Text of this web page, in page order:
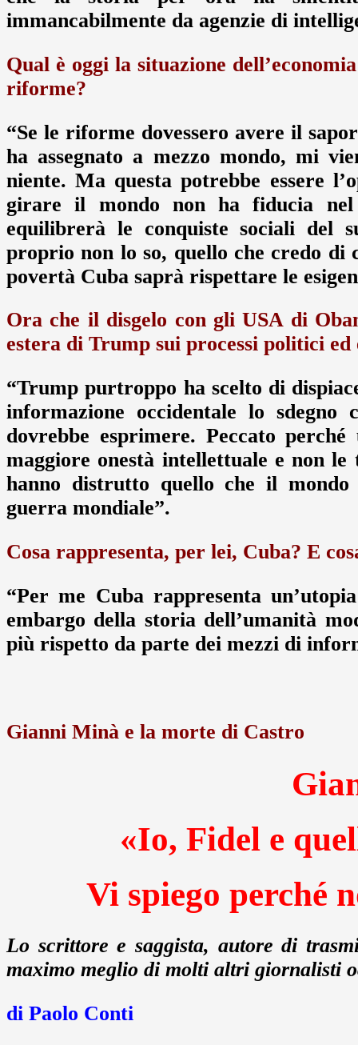
immancabilmente da agenzie di
Qual è oggi la situazione
riforme?
“Se le riforme dovessero avere il
ha assegnato a mezzo mondo, mi
niente. Ma questa potrebbe essere
girare il mondo non ha fiducia
equilibrerà le conquiste sociali del
proprio non lo so, quello che credo di
povertà Cuba saprà rispettare le
Ora che il disgelo con gli USA di
estera di Trump sui processi politici
“Trump purtroppo ha scelto di
informazione occidentale lo
dovrebbe esprimere. Peccato
maggiore onestà intellettuale e non
hanno distrutto quello che il
guerra mondiale”.
Cosa rappresenta, per lei, Cuba? E
“Per me Cuba rappresenta
embargo della storia dell’umanità
più rispetto da parte dei mezzi di
Gianni Minà e la morte di Castro
«Io, Fidel e
Vi spiego perché
Lo scrittore e saggista, autore di
maximo meglio di molti altri giornalisti
di Paolo Conti